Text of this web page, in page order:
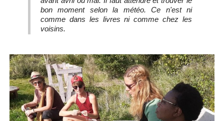
bon moment selon la météo. Ce n'est ni
comme dans les livres ni comme chez les
voisins.